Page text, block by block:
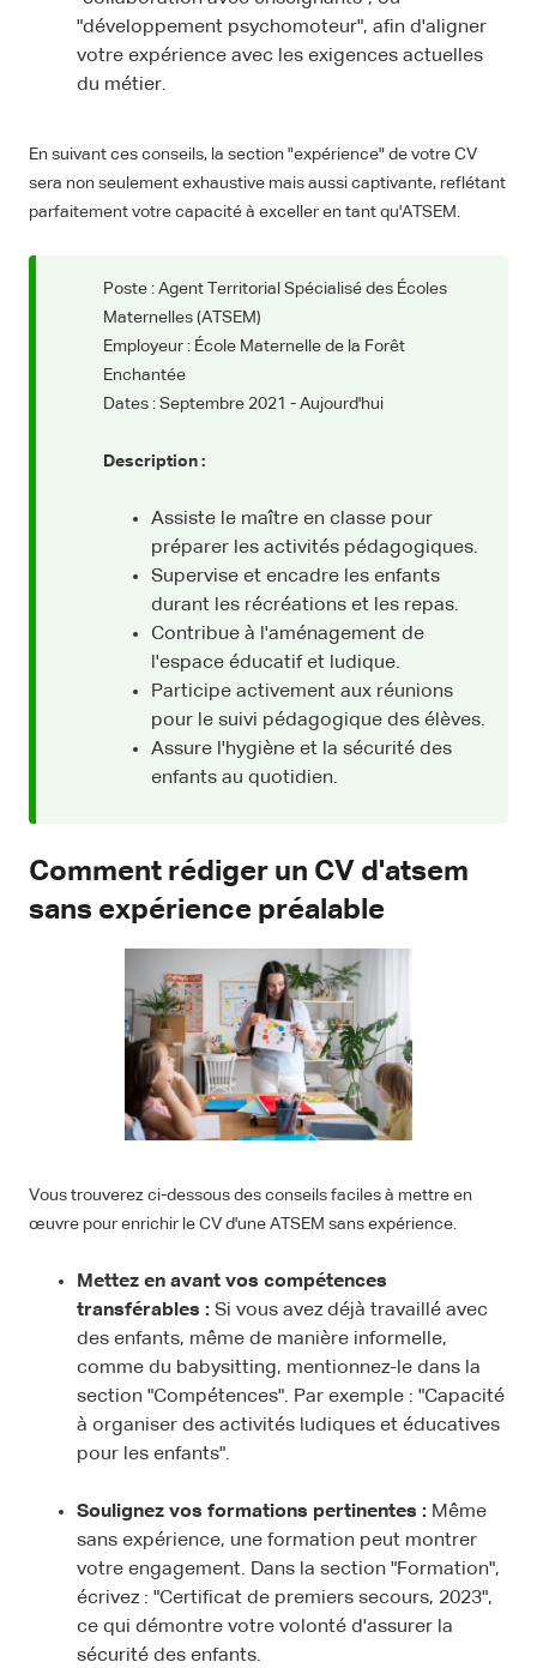
"développement psychomoteur", afin d'aligner
votre expérience avec les exigences actuelles
du métier.
En suivant ces conseils, la section "expérience" de votre CV
sera non seulement exhaustive mais aussi captivante, reflétant
parfaitement votre capacité à exceller en tant qu'ATSEM.
Poste : Agent Territorial Spécialisé des Écoles
Maternelles (ATSEM)
Employeur : École Maternelle de la Forêt
Enchantée
Dates : Septembre 2021 - Aujourd'hui
Description :
Assiste le maître en classe pour
préparer les activités pédagogiques.
Supervise et encadre les enfants
durant les récréations et les repas.
Contribue à l'aménagement de
l'espace éducatif et ludique.
Participe activement aux réunions
pour le suivi pédagogique des élèves.
Assure l'hygiène et la sécurité des
enfants au quotidien.
Comment rédiger un CV d'atsem
sans expérience préalable
Vous trouverez ci-dessous des conseils faciles à mettre en
œuvre pour enrichir le CV d'une ATSEM sans expérience.
Mettez en avant vos compétences
transférables : Si vous avez déjà travaillé avec
des enfants, même de manière informelle,
comme du babysitting, mentionnez-le dans la
section "Compétences". Par exemple : "Capacité
à organiser des activités ludiques et éducatives
pour les enfants".
Soulignez vos formations pertinentes : Même
sans expérience, une formation peut montrer
votre engagement. Dans la section "Formation",
écrivez : "Certificat de premiers secours, 2023",
ce qui démontre votre volonté d'assurer la
sécurité des enfants.